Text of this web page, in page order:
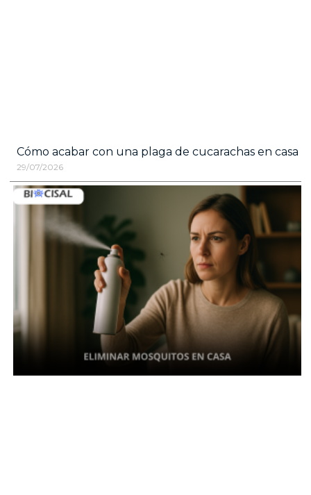
Cómo acabar con una plaga de cucarachas en casa
29/07/2026